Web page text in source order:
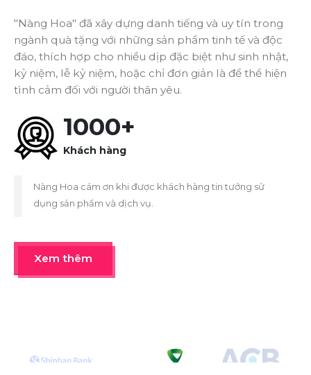
"Nàng Hoa" đã xây dựng danh tiếng và uy tín trong
ngành quà tặng với những sản phẩm tinh tế và độc
đáo, thích hợp cho nhiều dịp đặc biệt như sinh nhật,
kỷ niệm, lễ kỷ niệm, hoặc chỉ đơn giản là để thể hiện
tình cảm đối với người thân yêu.
1000+
Khách hàng
Nàng Hoa cám ơn khi được khách hàng tin tưởng sử
dụng sản phẩm và dịch vụ.
Xem thêm